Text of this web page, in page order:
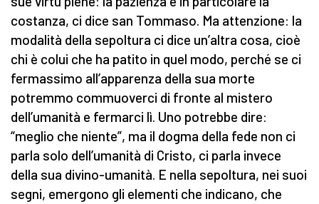
costanza, ci dice san Tommaso. Ma attenzione: la
modalità della sepoltura ci dice un’altra cosa, cioè
chi è colui che ha patito in quel modo, perché se ci
fermassimo all’apparenza della sua morte
potremmo commuoverci di fronte al mistero
dell’umanità e fermarci lì. Uno potrebbe dire:
“meglio che niente”, ma il dogma della fede non ci
parla solo dell’umanità di Cristo, ci parla invece
della sua divino-umanità. E nella sepoltura, nei suoi
segni, emergono gli elementi che indicano, che